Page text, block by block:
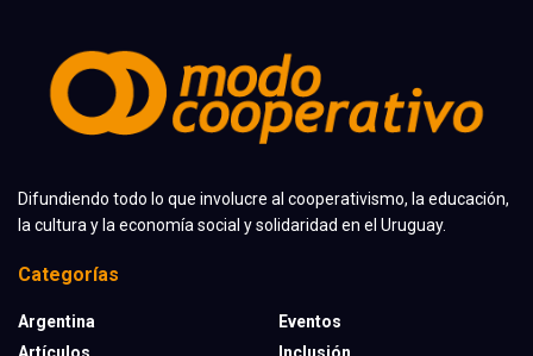
Difundiendo todo lo que involucre al cooperativismo, la educación,
la cultura y la economía social y solidaridad en el Uruguay.
Categorías
Argentina
Artículos
Eventos
Inclusión